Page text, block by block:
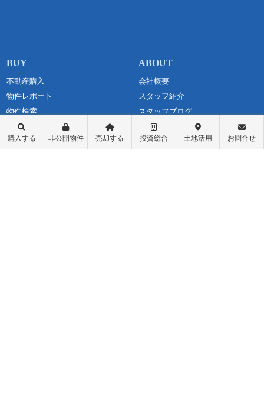
不動産購入
物件レポート
物件検索
学区検索
町名検索
会社概要
スタッフ紹介
スタッフブログ
お問い合わせ
最新情報・お知らせ
購入する 非公開物件 売却する 投資総合 土地活用 お問合せ